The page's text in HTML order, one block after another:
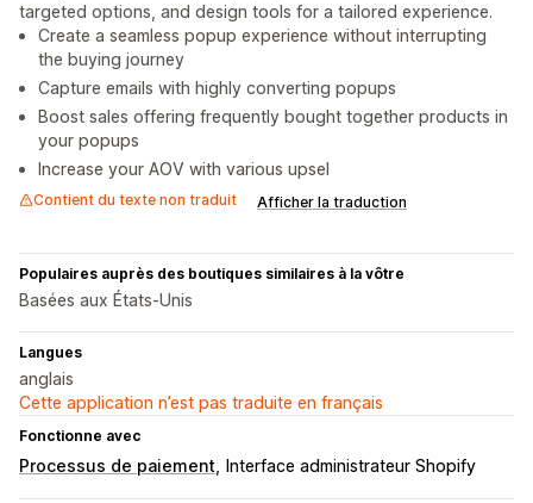
targeted options, and design tools for a tailored experience.
Create a seamless popup experience without interrupting
the buying journey
Capture emails with highly converting popups
Boost sales offering frequently bought together products in
your popups
Increase your AOV with various upsel
Contient du texte non traduit Afficher la traduction
Populaires auprès des boutiques similaires à la vôtre
Basées aux États-Unis
Langues
anglais
Cette application n’est pas traduite en français
Fonctionne avec
Processus de paiement Interface administrateur Shopify